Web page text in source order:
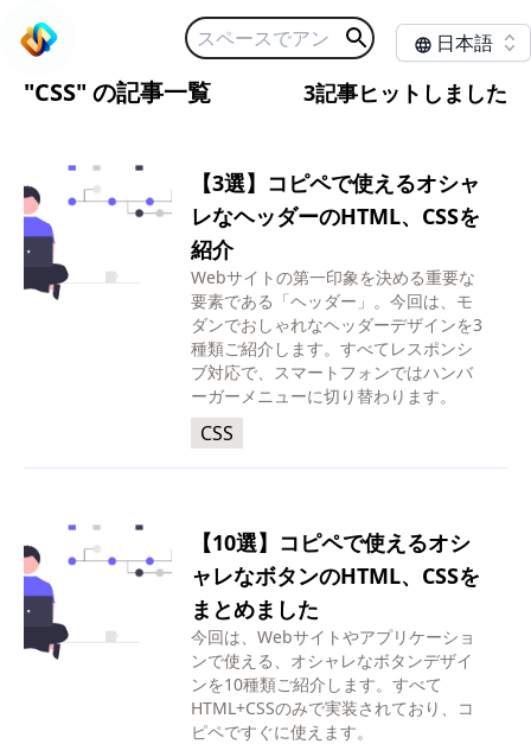
日本語
"CSS" の記事一覧 3記事ヒットしました
【3選】コピペで使えるオシャ
レなヘッダーのHTML、CSSを
紹介
Webサイトの第一印象を決める重要な
要素である「ヘッダー」。今回は、モ
ダンでおしゃれなヘッダーデザインを3
種類ご紹介します。すべてレスポンシ
ブ対応で、スマートフォンではハンバ
ーガーメニューに切り替わります。
CSS
【10選】コピペで使えるオシ
ャレなボタンのHTML、CSSを
まとめました
今回は、Webサイトやアプリケーショ
ンで使える、オシャレなボタンデザイ
ンを10種類ご紹介します。すべて
HTML+CSSのみで実装されており、コ
ピペですぐに使えます。